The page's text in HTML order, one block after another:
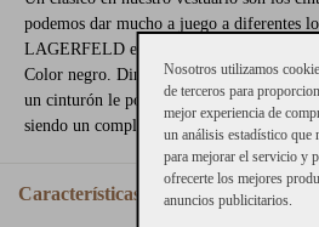
podemos dar mucho a juego a diferentes
LAGERFELD en piel, lleva el logo de la
Color negro. Dimensiones: altura 2 cm.
un cinturón le podemos dar un aire muy
siendo un complemento que no debería
Características
Nosotros utilizamos
de terceros para
mejor experiencia de
un análisis estadístico que
para mejorar el servicio y
ofrecerte los mejores
anuncios publicitarios.